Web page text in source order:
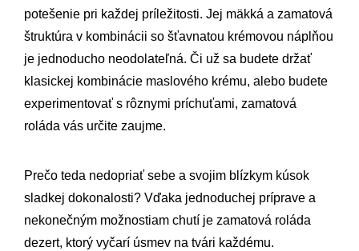
potešenie pri každej príležitosti. Jej mäkká a zamatová
štruktúra v kombinácii so šťavnatou krémovou náplňou
je jednoducho neodolateľná. Či už sa budete držať
klasickej kombinácie maslového krému, alebo budete
experimentovať s rôznymi príchuťami, zamatová
roláda vás určite zaujme.
Prečo teda nedopriať sebe a svojim blízkym kúsok
sladkej dokonalosti? Vďaka jednoduchej príprave a
nekonečným možnostiam chutí je zamatová roláda
dezert, ktorý vyčarí úsmev na tvári každému.